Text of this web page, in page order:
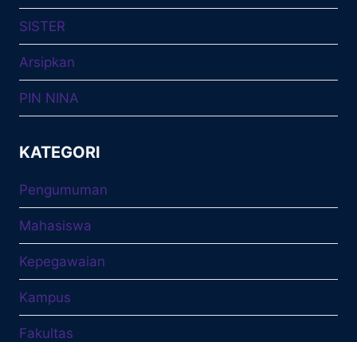
SISTER
Arsipkan
PIN NINA
KATEGORI
Pengumuman
Mahasiswa
Kepegawaian
Kampus
Fakultas